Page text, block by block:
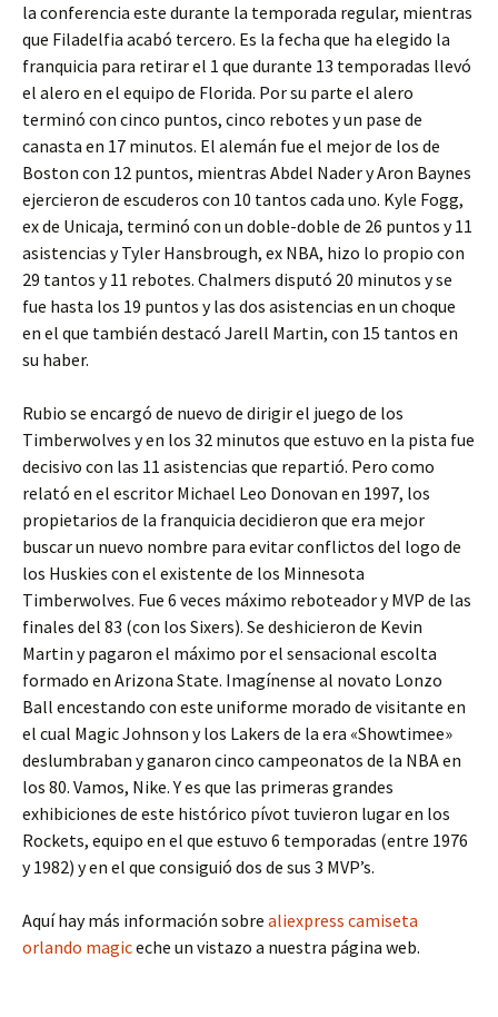
la conferencia este durante la temporada regular, mientras
que Filadelfia acabó tercero. Es la fecha que ha elegido la
franquicia para retirar el 1 que durante 13 temporadas llevó
el alero en el equipo de Florida. Por su parte el alero
terminó con cinco puntos, cinco rebotes y un pase de
canasta en 17 minutos. El alemán fue el mejor de los de
Boston con 12 puntos, mientras Abdel Nader y Aron Baynes
ejercieron de escuderos con 10 tantos cada uno. Kyle Fogg,
ex de Unicaja, terminó con un doble-doble de 26 puntos y 11
asistencias y Tyler Hansbrough, ex NBA, hizo lo propio con
29 tantos y 11 rebotes. Chalmers disputó 20 minutos y se
fue hasta los 19 puntos y las dos asistencias en un choque
en el que también destacó Jarell Martin, con 15 tantos en
su haber.
Rubio se encargó de nuevo de dirigir el juego de los
Timberwolves y en los 32 minutos que estuvo en la pista fue
decisivo con las 11 asistencias que repartió. Pero como
relató en el escritor Michael Leo Donovan en 1997, los
propietarios de la franquicia decidieron que era mejor
buscar un nuevo nombre para evitar conflictos del logo de
los Huskies con el existente de los Minnesota
Timberwolves. Fue 6 veces máximo reboteador y MVP de las
finales del 83 (con los Sixers). Se deshicieron de Kevin
Martin y pagaron el máximo por el sensacional escolta
formado en Arizona State. Imagínense al novato Lonzo
Ball encestando con este uniforme morado de visitante en
el cual Magic Johnson y los Lakers de la era «Showtimee»
deslumbraban y ganaron cinco campeonatos de la NBA en
los 80. Vamos, Nike. Y es que las primeras grandes
exhibiciones de este histórico pívot tuvieron lugar en los
Rockets, equipo en el que estuvo 6 temporadas (entre 1976
y 1982) y en el que consiguió dos de sus 3 MVP’s.
Aquí hay más información sobre aliexpress camiseta
orlando magiceche un vistazo a nuestra página web.